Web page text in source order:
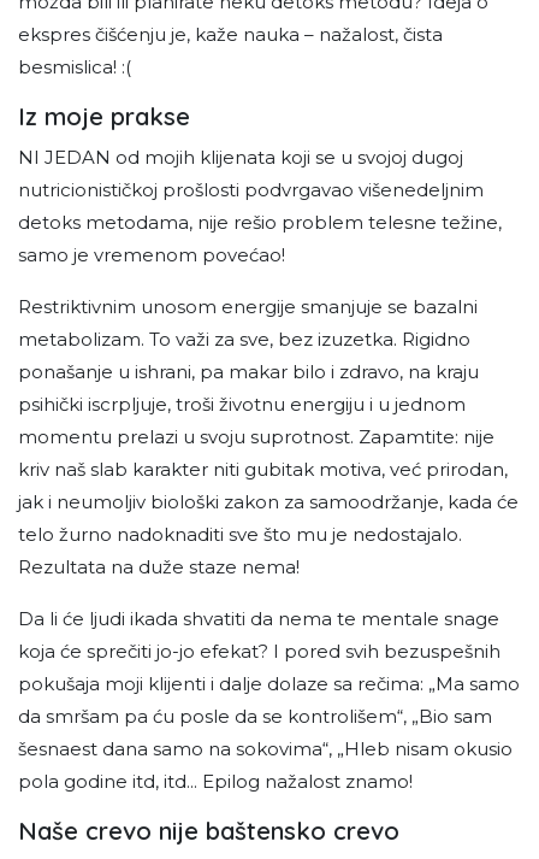
ekspres čišćenju je, kaže nauka – nažalost, čista
besmislica! :(
Iz moje prakse
NI JEDAN od mojih klijenata koji se u svojoj dugoj
nutricionističkoj prošlosti podvrgavao višenedeljnim
detoks metodama, nije rešio problem telesne težine,
samo je vremenom povećao!
Restriktivnim unosom energije smanjuje se bazalni
metabolizam. To važi za sve, bez izuzetka. Rigidno
ponašanje u ishrani, pa makar bilo i zdravo, na kraju
psihički iscrpljuje, troši životnu energiju i u jednom
momentu prelazi u svoju suprotnost. Zapamtite: nije
kriv naš slab karakter niti gubitak motiva, već prirodan,
jak i neumoljiv biološki zakon za samoodržanje, kada će
telo žurno nadoknaditi sve što mu je nedostajalo.
Rezultata na duže staze nema!
Da li će ljudi ikada shvatiti da nema te mentale snage
koja će sprečiti jo-jo efekat? I pored svih bezuspešnih
pokušaja moji klijenti i dalje dolaze sa rečima: „Ma samo
da smršam pa ću posle da se kontrolišem“, „Bio sam
šesnaest dana samo na sokovima“, „Hleb nisam okusio
pola godine itd, itd... Epilog nažalost znamo!
Naše crevo nije baštensko crevo